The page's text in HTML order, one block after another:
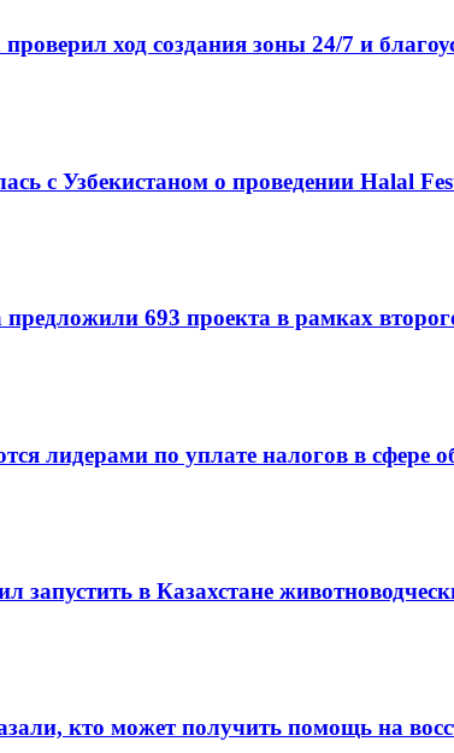
ход создания зоны 24/7 и
с Узбекистаном о проведении Halal
693 проекта в рамках
лидерами по уплате налогов в сфере
запустить в Казахстане
кто может получить помощь на